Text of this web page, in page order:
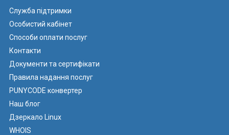
Служба підтримки
Особистий кабінет
Способи оплати послуг
Контакти
Документи та сертифікати
Правила надання послуг
PUNYCODE конвертер
Наш блог
Дзеркало Linux
WHOIS